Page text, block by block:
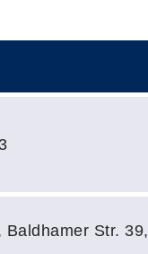
Str. 39,